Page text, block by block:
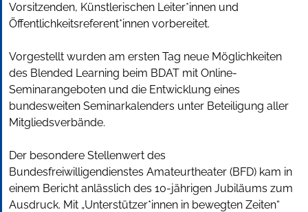
Vorsitzenden, Künstlerischen Leiter*innen und
Öffentlichkeitsreferent*innen vorbereitet.
Vorgestellt wurden am ersten Tag neue Möglichkeiten
des Blended Learning beim BDAT mit Online-
Seminarangeboten und die Entwicklung eines
bundesweiten Seminarkalenders unter Beteiligung aller
Mitgliedsverbände.
Der besondere Stellenwert des
Bundesfreiwilligendienstes Amateurtheater (BFD) kam in
einem Bericht anlässlich des 10-jährigen Jubiläums zum
Ausdruck. Mit „Unterstützer*innen in bewegten Zeiten“